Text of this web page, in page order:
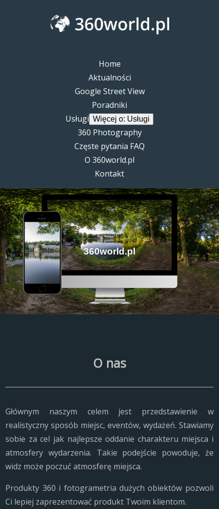
Home
Aktualności
Google Street View
Poradniki
Usługi Więcej o: Usługi
360 Photography
Częste pytania FAQ
O 360world.pl
Kontakt
360world.pl
O nas
Głównym naszym celem jest przedstawienie w
realistyczny sposób miejsc, eventów, wydażeń. Stawiamy
sobie za cel jak najlepsze oddanie charakteru miejsca i
atmosfery wydarzenia. Takie podejście powoduje, że
widz może poczuć atmosferę miejsca.
Produkty 360 i fotogrametria dużych obiektów pozwoli
Ci lepiej zaprezentować produkt Twoim klientom.